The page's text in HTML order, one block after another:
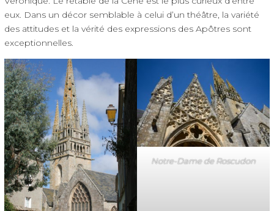
eux. Dans un décor semblable à celui d’un théâtre, la variété
des attitudes et la vérité des expressions des Apôtres sont
exceptionnelles.
Notre-Dame de Roscudon